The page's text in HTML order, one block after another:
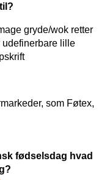
gryde/wok retter
udefinerbare lille
som Føtex,
fødselsdag hvad